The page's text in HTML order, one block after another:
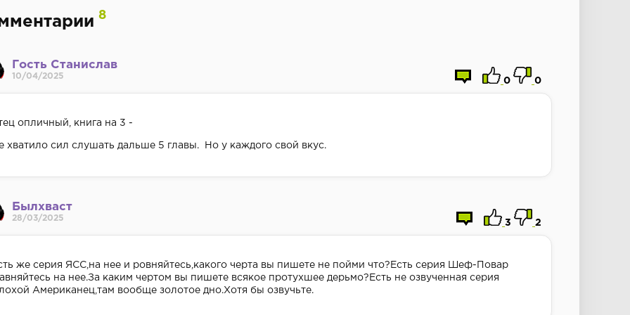
8
Гость Станислав
10/04/2025
0 0
опличный, книга на 3 -
хватило сил слушать дальше 5 главы. Но у каждого свой вкус.
Былхваст
28/03/2025
3 2
же серия ЯСС,на нее и ровняйтесь,какого черта вы пишете не пойми что?Есть серия Шеф-Повар
на нее.За каким чертом вы пишете всякое протухшее дерьмо?Есть не озвученная серия
Американец,там вообще золотое дно.Хотя бы озвучьте.